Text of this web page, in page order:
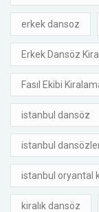
erkek dansoz
Erkek Dansöz
Fasıl Ekibi
istanbul dansöz
istanbul
istanbul oryantal
kiralık dansöz